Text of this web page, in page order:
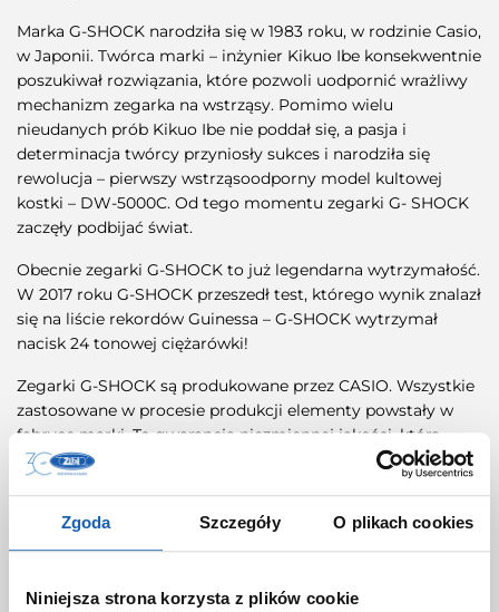
Zgoda Szczegóły O plikach cookies
Niniejsza strona korzysta z plików cookie
Marka G-SHOCK narodziła się w 1983 roku, w rodzinie Casio,
w Japonii. Twórca marki – inżynier Kikuo Ibe konsekwentnie
poszukiwał rozwiązania, które pozwoli uodpornić wrażliwy
mechanizm zegarka na wstrząsy. Pomimo wielu
nieudanych prób Kikuo Ibe nie poddał się, a pasja i
determinacja twórcy przyniosły sukces i narodziła się
rewolucja – pierwszy wstrząsoodporny model kultowej
kostki – DW-5000C. Od tego momentu zegarki G- SHOCK
zaczęły podbijać świat.
Obecnie zegarki G-SHOCK to już legendarna wytrzymałość.
W 2017 roku G-SHOCK przeszedł test, którego wynik znalazł
się na liście rekordów Guinessa – G-SHOCK wytrzymał
nacisk 24 tonowej ciężarówki!
Zegarki G-SHOCK są produkowane przez CASIO. Wszystkie
zastosowane w procesie produkcji elementy powstały w
fabryce marki. To gwarancja niezmiennej jakości, która
charakteryzuje japońskiego lidera w produkcji zegarków
Co wyróżnia zegarki